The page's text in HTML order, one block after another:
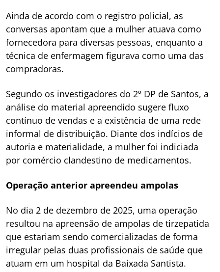
Ainda de acordo com o registro policial, as
conversas apontam que a mulher atuava como
fornecedora para diversas pessoas, enquanto a
técnica de enfermagem figurava como uma das
compradoras.
Segundo os investigadores do 2º DP de Santos, a
análise do material apreendido sugere fluxo
contínuo de vendas e a existência de uma rede
informal de distribuição. Diante dos indícios de
autoria e materialidade, a mulher foi indiciada
por comércio clandestino de medicamentos.
Operação anterior apreendeu ampolas
No dia 2 de dezembro de 2025, uma operação
resultou na apreensão de ampolas de tirzepatida
que estariam sendo comercializadas de forma
irregular pelas duas profissionais de saúde que
atuam em um hospital da Baixada Santista.